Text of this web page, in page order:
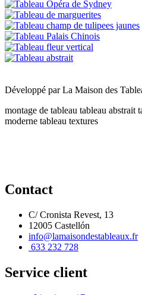
Développé parLa Maison des
montage de tableau tableau abstrait
moderne tableau textures
Contact
C/ Cronista Revest, 13
12005 Castellón
info@lamaisondestableaux.fr
633 232 728
Service client